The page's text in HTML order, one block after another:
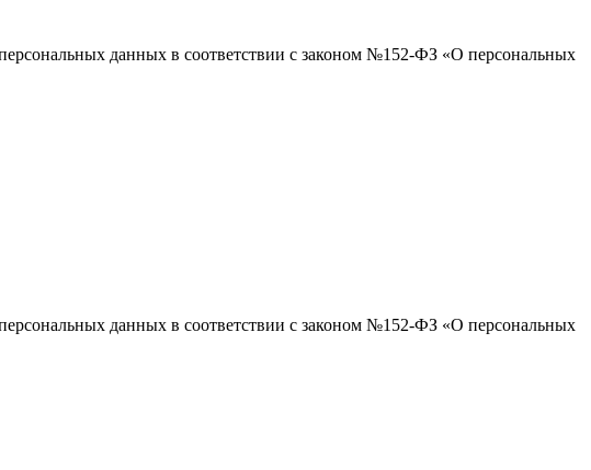
данных в соответствии с законом №152-ФЗ «О персональных
данных в соответствии с законом №152-ФЗ «О персональных